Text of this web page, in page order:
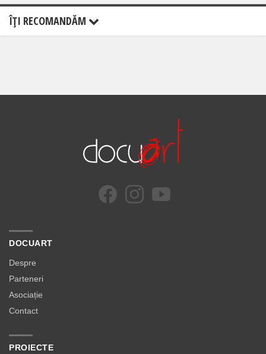
ÎŢI RECOMANDĂM
DOCUART
Despre
Parteneri
Asociație
Contact
PROIECTE